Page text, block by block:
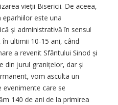
vieții Bisericii. De aceea,
este una
și administrativă în sensul
ultimii 10-15 ani, când
a revenit Sfântului Sinod și
din jurul granițelor, dar și
vom asculta un
evenimente care se
140 de ani de la primirea